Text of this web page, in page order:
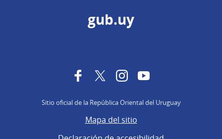
gub.uy
FacebookTwitterInstagramYouTube
Sitio oficial de la República Oriental del Uruguay
Mapa del sitio